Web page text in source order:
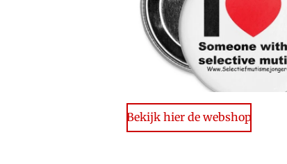
Bekijk hier de webshop